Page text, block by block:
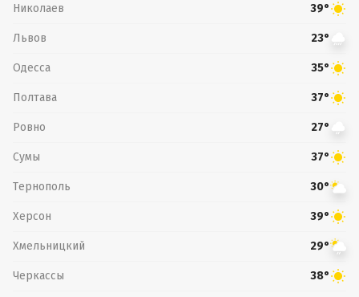
Николаев 39°
Львов 23°
Одесса 35°
Полтава 37°
Ровно 27°
Сумы 37°
Тернополь 30°
Херсон 39°
Хмельницкий 29°
Черкассы 38°